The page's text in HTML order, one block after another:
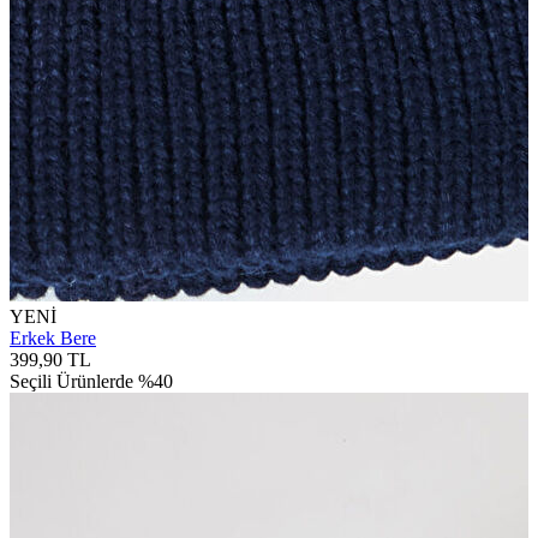
YENİ
Erkek Bere
399,90 TL
Seçili Ürünlerde %40